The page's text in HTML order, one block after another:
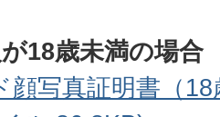
18歳未満の場合
顔写真証明書（